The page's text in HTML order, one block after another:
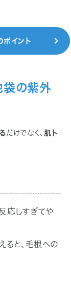
ポイント
袋の紫外
だけでなく、 肌ト
応しすぎてや
ると、毛根への